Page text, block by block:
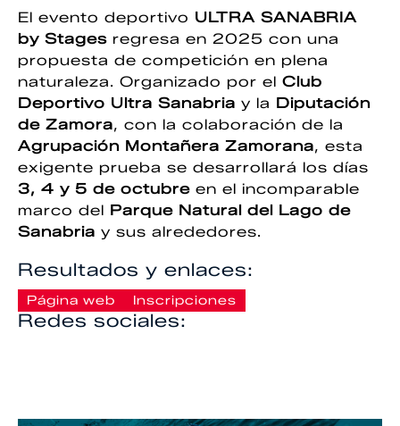
El evento deportivo ULTRA SANABRIA
by Stages regresa en 2025 con una
propuesta de competición en plena
naturaleza. Organizado por el Club
Deportivo Ultra Sanabria y la Diputación
de Zamora, con la colaboración de la
Agrupación Montañera Zamorana, esta
exigente prueba se desarrollará los días
3, 4 y 5 de octubre en el incomparable
marco del Parque Natural del Lago de
Sanabria y sus alrededores.
Resultados y enlaces:
Página web Inscripciones
Redes sociales: